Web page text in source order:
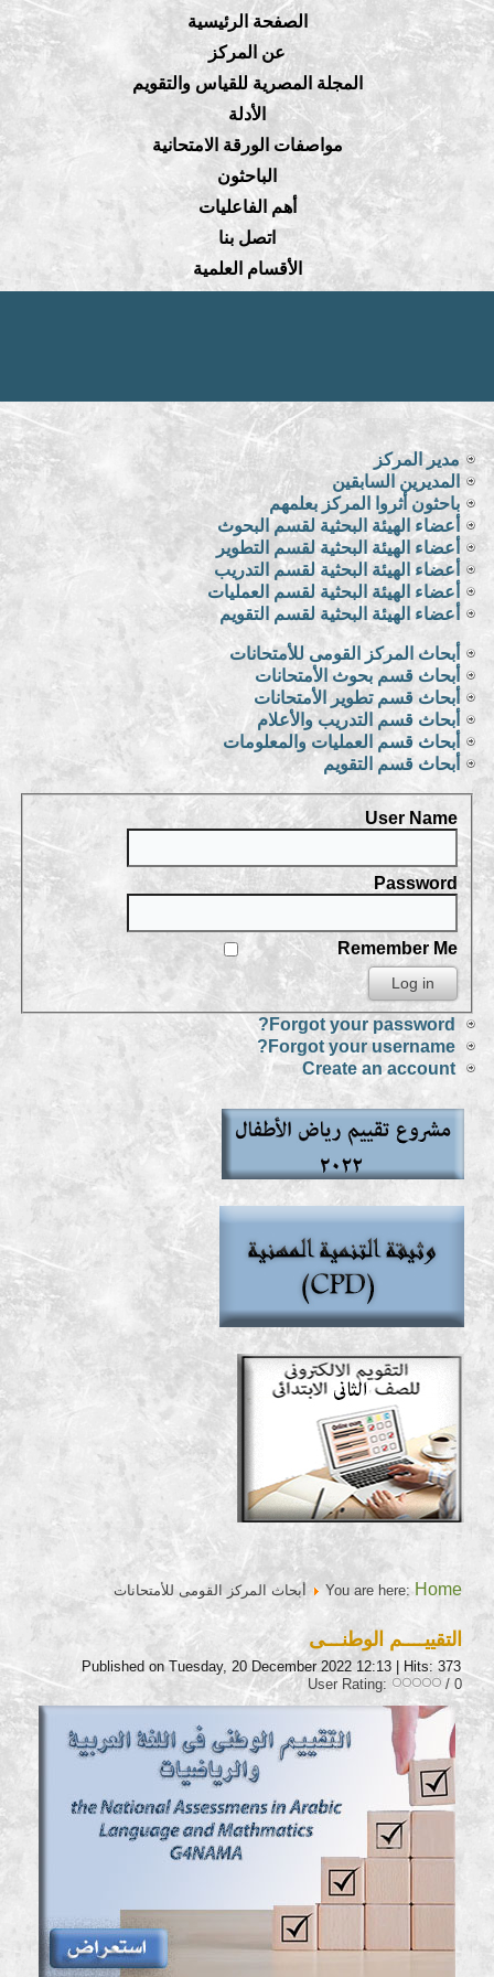
الصفحة الرئيسية
عن المركز
المجلة المصرية للقياس والتقويم
الأدلة
مواصفات الورقة الامتحانية
الباحثون
أهم الفاعليات
اتصل بنا
الأقسام العلمية
مدير المركز
المديرين السابقين
باحثون أثروا المركز بعلمهم
أعضاء الهيئة البحثية لقسم البحوث
أعضاء الهيئة البحثية لقسم التطوير
أعضاء الهيئة البحثية لقسم التدريب
أعضاء الهيئة البحثية لقسم العمليات
أعضاء الهيئة البحثية لقسم التقويم
أبحاث المركز القومى للأمتحانات
أبحاث قسم بحوث الأمتحانات
أبحاث قسم تطوير الأمتحانات
أبحاث قسم التدريب والأعلام
أبحاث قسم العمليات والمعلومات
أبحاث قسم التقويم
User Name
Password
Remember Me
Forgot your password?
Forgot your username?
Create an account
You are here: Home أبحاث المركز القومى للأمتحانات
التقييــــم الوطنـــى
Published on Tuesday, 20 December 2022 12:13| Hits: 373
User Rating:
/ 0